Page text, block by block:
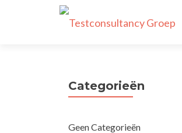
Categorieën
Geen Categorieën